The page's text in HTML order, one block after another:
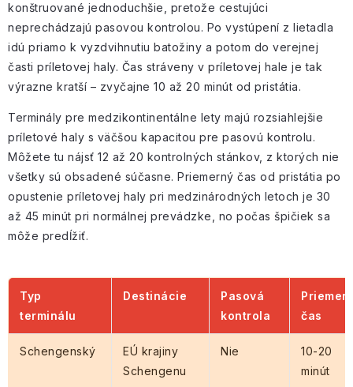
konštruované jednoduchšie, pretože cestujúci
neprechádzajú pasovou kontrolou. Po vystúpení z lietadla
idú priamo k vyzdvihnutiu batožiny a potom do verejnej
časti príletovej haly. Čas stráveny v príletovej hale je tak
výrazne kratší – zvyčajne 10 až 20 minút od pristátia.
Terminály pre medzikontinentálne lety majú rozsiahlejšie
príletové haly s väčšou kapacitou pre pasovú kontrolu.
Môžete tu nájsť 12 až 20 kontrolných stánkov, z ktorých nie
všetky sú obsadené súčasne. Priemerný čas od pristátia po
opustenie príletovej haly pri medzinárodných letoch je 30
až 45 minút pri normálnej prevádzke, no počas špičiek sa
môže predĺžiť.
Typ
terminálu
Destinácie
Pasová
kontrola
čas
Schengenský
EÚ krajiny
Schengenu
Nie
10-20
minút